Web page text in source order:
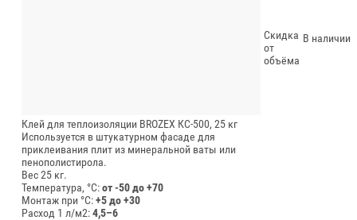
Клей для теплоизоляции BROZEX КС-500, 25 кг
Используется в штукатурном фасаде для
приклеивания плит из минеральной ваты или
пенополистирола.
Вес 25 кг.
Температура, °C:от -50 до +70
Монтаж при °C:+5 до +30
Расход 1 л/м2:4,5–6
Скидка
от
объёма
В наличии